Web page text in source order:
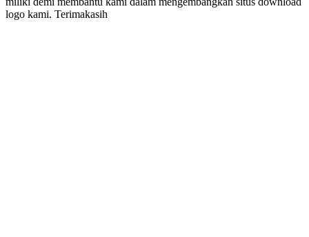
logo kami. Terimakasih